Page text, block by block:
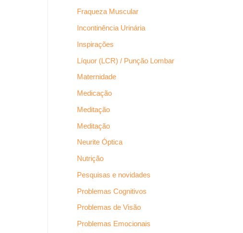
Fraqueza Muscular
Incontinência Urinária
Inspirações
Líquor (LCR) / Punção Lombar
Maternidade
Medicação
Meditação
Meditação
Neurite Óptica
Nutrição
Pesquisas e novidades
Problemas Cognitivos
Problemas de Visão
Problemas Emocionais